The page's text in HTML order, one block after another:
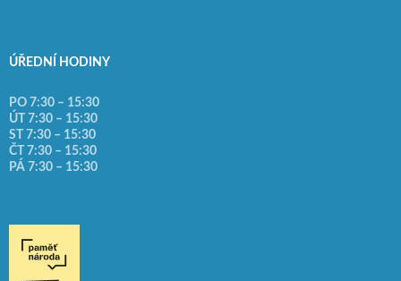
ÚŘEDNÍ HODINY
PO 7:30 – 15:30
ÚT 7:30 – 15:30
ST 7:30 – 15:30
ČT 7:30 – 15:30
PÁ 7:30 – 15:30